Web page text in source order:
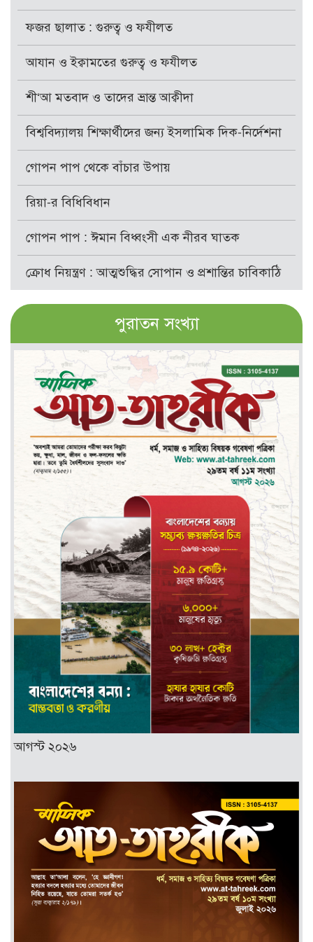
ফজর ছালাত : গুরুত্ব ও ফযীলত
আযান ও ইক্বামতের গুরুত্ব ও ফযীলত
শী‘আ মতবাদ ও তাদের ভ্রান্ত আক্বীদা
বিশ্ববিদ্যালয় শিক্ষার্থীদের জন্য ইসলামিক দিক-নির্দেশনা
গোপন পাপ থেকে বাঁচার উপায়
রিয়া-র বিধিবিধান
গোপন পাপ : ঈমান বিধ্বংসী এক নীরব ঘাতক
ক্রোধ নিয়ন্ত্রণ : আত্মশুদ্ধির সোপান ও প্রশান্তির চাবিকাঠি
পুরাতন সংখ্যা
আগস্ট ২০২৬